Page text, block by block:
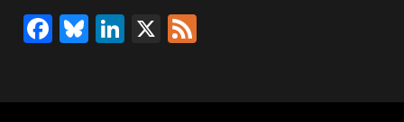
F
Bl
Li
X